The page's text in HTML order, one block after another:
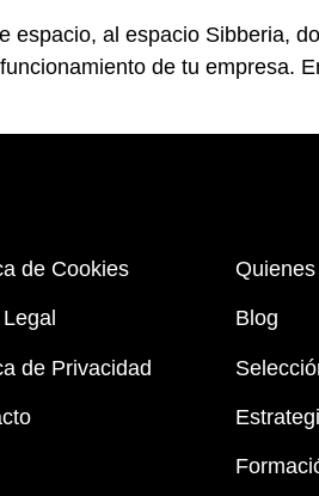
al espacio Sibberia,
de tu empresa.
de Cookies
de Privacidad
Blog